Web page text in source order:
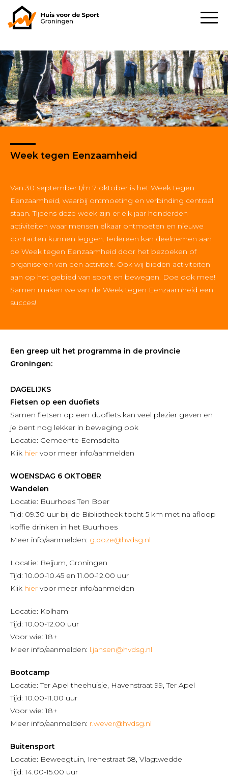
Week tegen Eenzaamheid
Van 30 september t/m 7 oktober is het Week tegen
Eenzaamheid, waarbij ontmoeting en verbinding centraal
staan. Tijdens deze week zijn er elk jaar honderden
activiteiten waar mensen elkaar ontmoeten en nieuwe
contacten kunnen leggen. Iedereen kan deelnemen aan
de Week tegen Eenzaamheid door het bezoeken of
organiseren van een activiteit. Ook wij bieden activiteiten
aan op het gebied van sport en bewegen. Doe ook mee!
Samen maken we van de Week tegen Eenzaamheid een
succes!
Een greep uit het programma in de provincie
Groningen:
DAGELIJKS
Fietsen op een duofiets
Samen fietsen op een duofiets kan veel plezier geven en
je bent nog lekker in beweging ook
Locatie: Gemeente Eemsdelta
Klik hier voor meer info/aanmelden
WOENSDAG 6 OKTOBER
Wandelen
Locatie: Buurhoes Ten Boer
Tijd: 09.30 uur bij de Bibliotheek tocht 5 km met na afloop
koffie drinken in het Buurhoes
Meer info/aanmelden: g.doze@hvdsg.nl
Locatie: Beijum, Groningen
Tijd: 10.00-10.45 en 11.00-12.00 uur
Klik hier voor meer info/aanmelden
Locatie: Kolham
Tijd: 10.00-12.00 uur
Voor wie: 18+
Meer info/aanmelden: l.jansen@hvdsg.nl
Bootcamp
Locatie: Ter Apel theehuisje, Havenstraat 99, Ter Apel
Tijd: 10.00-11.00 uur
Voor wie: 18+
Meer info/aanmelden: r.wever@hvdsg.nl
Buitensport
Locatie: Beweegtuin, Irenestraat 58, Vlagtwedde
Tijd: 14.00-15.00 uur